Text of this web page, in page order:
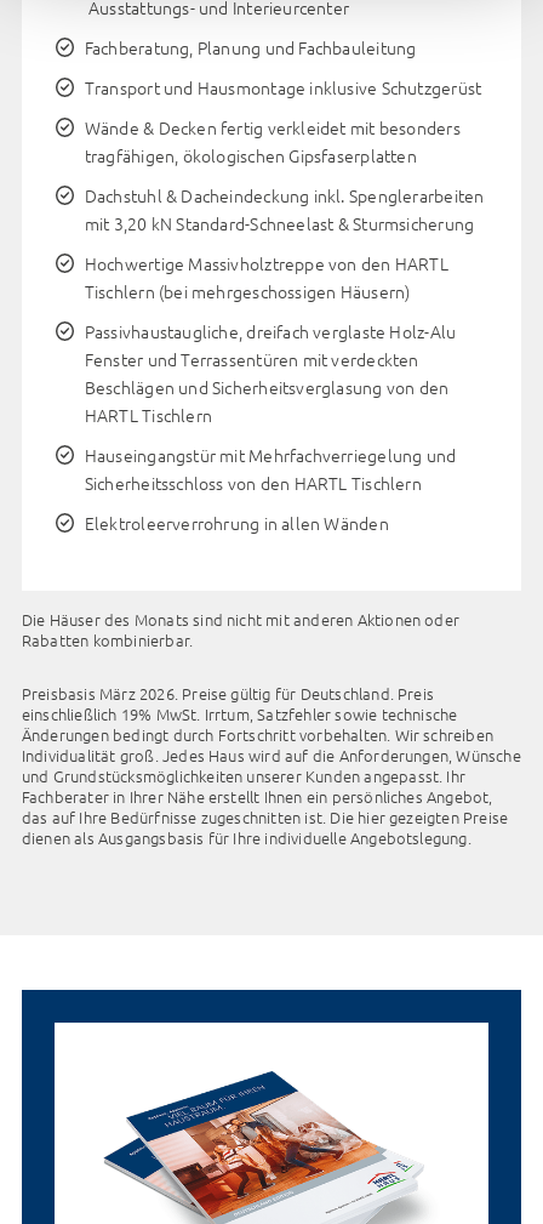
zur Verfügung stehen. Mit Ihrem Klick auf „Alle akzeptieren“
stimmen Sie zu, dass Cookies wie hier, in
den Datenschutzhinweisen und unter Cookie-Einstellungen
dargestellt auf der Website von uns und von Drittanbietern
(auch in den USA) verwendet werden dürfen. Sie können
Ihre Cookie-Einstellungen jedoch auch – einzeln für jeden
Zweck und jeden Anbieter – bearbeiten und entscheiden, ob
und welchen Cookies Sie zustimmen möchten
Cookies, die nicht abgewählt werden können).
Insbesondere können Sie entscheiden, ob Sie ihre
Zustimmung zum Datentransfer in die USA erteilen
möchten oder nicht. Wählen Sie hierzu den Punkt „Cookie-
Einstellungen verwalten“. Bitte beachten Sie, dass auf
Basis Ihrer selbst gesetzten Einstellungen womöglich nicht
mehr alle Funktionalitäten der Seite zur Verfügung stehen.
Weitere Informationen finden Sie in
unseren
Einstellungen.
Zukunft widerrufen, indem Sie Ihre Präferenzen unter
anpassen.
Ausstattungs- und Interieurcenter
Fachberatung, Planung und Fachbauleitung
Transport und Hausmontage inklusive Schutzgerüst
Wände & Decken fertig verkleidet mit besonders
tragfähigen, ökologischen Gipsfaserplatten
Dachstuhl & Dacheindeckung inkl. Spenglerarbeiten
mit 3,20 kN Standard-Schneelast & Sturmsicherung
Hochwertige Massivholztreppe von den HARTL
Tischlern (bei mehrgeschossigen Häusern)
Passivhaustaugliche, dreifach verglaste Holz-Alu
Fenster und Terrassentüren mit verdeckten
Beschlägen und Sicherheitsverglasung von den
HARTL Tischlern
Hauseingangstür mit Mehrfachverriegelung und
Sicherheitsschloss von den HARTL Tischlern
Elektroleerverrohrung in allen Wänden
Die Häuser des Monats sind nicht mit anderen Aktionen oder
Rabatten kombinierbar.
Preisbasis März 2026. Preise gültig für Deutschland. Preis
einschließlich 19% MwSt. Irrtum, Satzfehler sowie technische
Änderungen bedingt durch Fortschritt vorbehalten. Wir schreiben
Individualität groß. Jedes Haus wird auf die Anforderungen, Wünsche
und Grundstücksmöglichkeiten unserer Kunden angepasst. Ihr
Fachberater in Ihrer Nähe erstellt Ihnen ein persönliches Angebot,
das auf Ihre Bedürfnisse zugeschnitten ist. Die hier gezeigten Preise
dienen als Ausgangsbasis für Ihre individuelle Angebotslegung.